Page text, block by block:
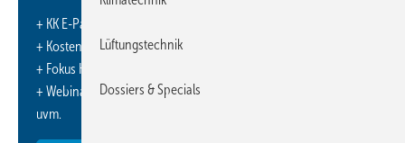
+ KK E-Paper-Ausgabe – jeden Monat neu
+ Kostenfreien Zugang zu unserem Online-Archiv
+ Fokus KK: Sonderhefte (PDF)
+ Webinare und Veranstaltungen mit Rabatten
uvm.
Lüftungstechnik
Dossiers & Specials